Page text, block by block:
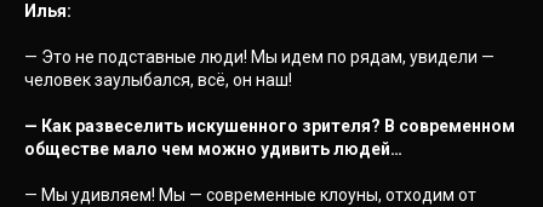
Илья:
— Это не подставные люди! Мы идем по рядам, увидели —
человек заулыбался, всё, он наш!
— Как развеселить искушенного зрителя? В современном
обществе мало чем можно удивить людей…
— Мы удивляем! Мы — современные клоуны, отходим от